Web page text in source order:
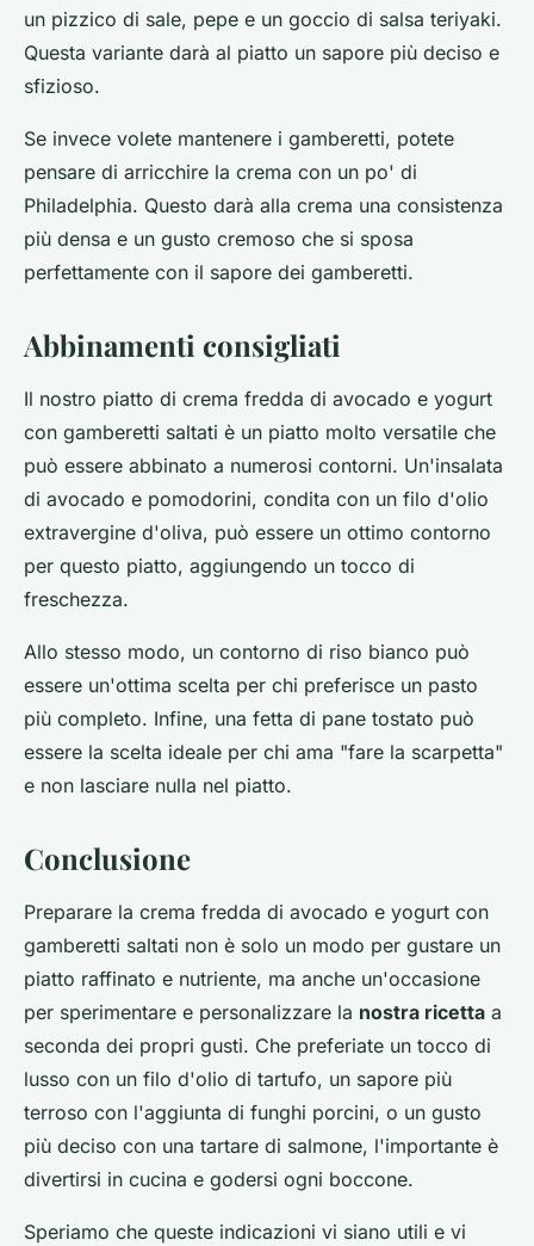
un pizzico di sale, pepe e un goccio di salsa teriyaki.
Questa variante darà al piatto un sapore più deciso e
sfizioso.
Se invece volete mantenere i gamberetti, potete
pensare di arricchire la crema con un po' di
Philadelphia. Questo darà alla crema una consistenza
più densa e un gusto cremoso che si sposa
perfettamente con il sapore dei gamberetti.
Abbinamenti consigliati
Il nostro piatto di crema fredda di avocado e yogurt
con gamberetti saltati è un piatto molto versatile che
può essere abbinato a numerosi contorni. Un'insalata
di avocado e pomodorini, condita con un filo d'olio
extravergine d'oliva, può essere un ottimo contorno
per questo piatto, aggiungendo un tocco di
freschezza.
Allo stesso modo, un contorno di riso bianco può
essere un'ottima scelta per chi preferisce un pasto
più completo. Infine, una fetta di pane tostato può
essere la scelta ideale per chi ama "fare la scarpetta"
e non lasciare nulla nel piatto.
Conclusione
Preparare la crema fredda di avocado e yogurt con
gamberetti saltati non è solo un modo per gustare un
piatto raffinato e nutriente, ma anche un'occasione
per sperimentare e personalizzare la nostra ricetta a
seconda dei propri gusti. Che preferiate un tocco di
lusso con un filo d'olio di tartufo, un sapore più
terroso con l'aggiunta di funghi porcini, o un gusto
più deciso con una tartare di salmone, l'importante è
divertirsi in cucina e godersi ogni boccone.
Speriamo che queste indicazioni vi siano utili e vi